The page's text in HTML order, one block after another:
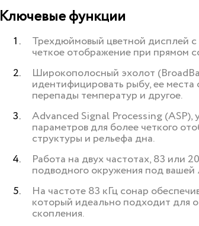
Ключевые функции
Трехдюймовый цветной дисплей
четкое отображение при прямом
Широкополосный эхолот
идентифицировать рыбу, ее
перепады температур и другое.
Advanced Signal Processing
параметров для более четкого
структуры и рельефа дна.
Работа на двух частотах, 83 или
подводного окружения под вашей
На частоте 83 кГц сонар
который идеально подходит для
скопления.